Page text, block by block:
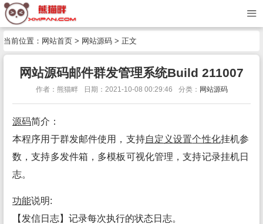
当前位置： 网站首页 > 网站源码 > 正文
网站源码邮件群发管理系统Build 211007
作者：熊猫畔 日期：2021-10-08 00:29:46 分类： 网站源码
源码简介：
本程序用于群发邮件使用，支持自定义设置个性化挂机参
数，支持多发件箱，多模板可视化管理，支持记录挂机日
志。
功能说明:
【发信日志】记录每次执行的状态日志。